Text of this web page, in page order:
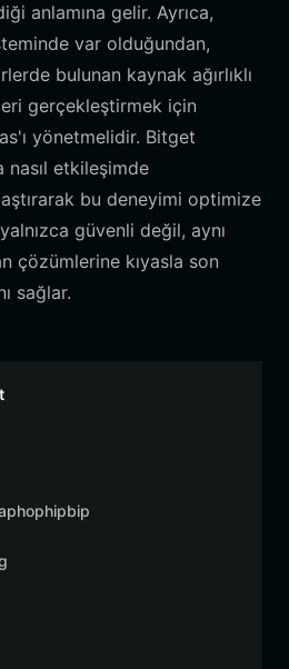
anlamına gelir. Ayrıca,
var olduğundan,
bulunan kaynak ağırlıklı
gerçekleştirmek için
yönetmelidir. Bitget
nasıl etkileşimde
bu deneyimi optimize
güvenli değil, aynı
çözümlerine kıyasla son
sağlar.